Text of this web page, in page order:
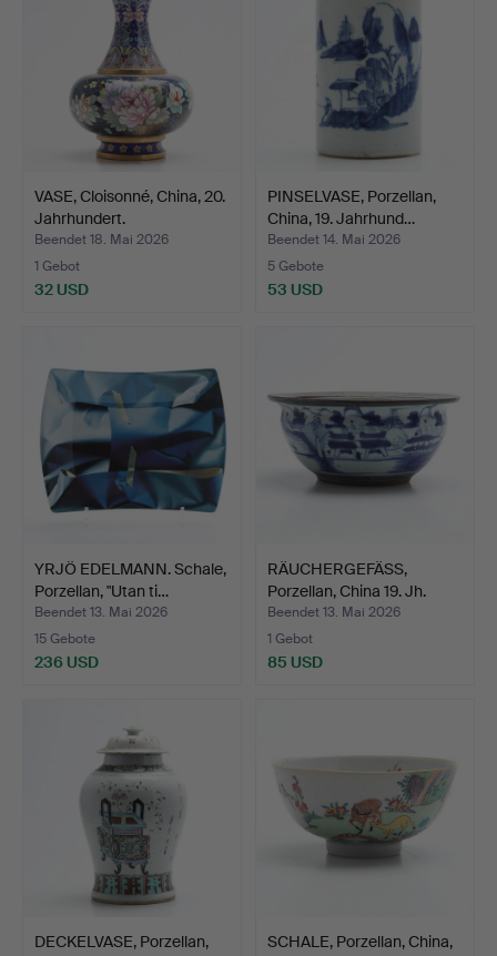
VASE, Cloisonné, China, 20.
Jahrhundert.
Beendet 18. Mai 2026
1 Gebot
32 USD
PINSELVASE, Porzellan,
China, 19. Jahrhund…
Beendet 14. Mai 2026
5 Gebote
53 USD
YRJÖ EDELMANN. Schale,
Porzellan, "Utan ti…
Beendet 13. Mai 2026
15 Gebote
236 USD
RÄUCHERGEFÄSS,
Porzellan, China 19. Jh.
Beendet 13. Mai 2026
1 Gebot
85 USD
DECKELVASE, Porzellan,
SCHALE, Porzellan, China,